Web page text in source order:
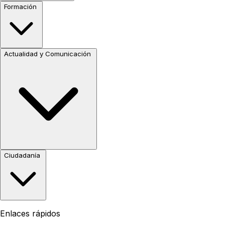
Formación
Actualidad y Comunicación
Ciudadanía
Enlaces rápidos